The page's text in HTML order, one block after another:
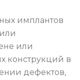
имплантов
или
конструкций в
дефектов,